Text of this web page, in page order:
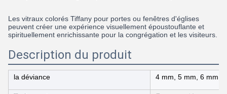
Les vitraux colorés Tiffany pour portes ou fenêtres d'églises
peuvent créer une expérience visuellement époustouflante et
spirituellement enrichissante pour la congrégation et les visiteurs.
Description du produit
la déviance 4 mm, 5 mm, 6 mm,